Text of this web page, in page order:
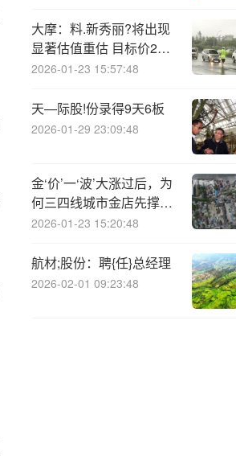
大摩：料.新秀丽?将出现
显著估值重估 目标价24
港元
2026-01-23 15:57:48
天—际股!份录得9天6板
2026-01-29 23:09:48
金‘价’一‘波’大涨过后，为
何三四线城市金店先撑不
住了
2026-01-23 15:20:48
航材;股份：聘{任}总经理
2026-02-01 09:23:48